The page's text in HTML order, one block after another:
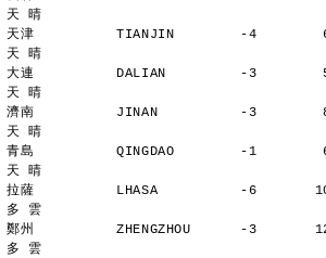
天 晴
天津          TIANJIN        -4
天 晴
大連          DALIAN         -3
天 晴
濟南          JINAN          -3
天 晴
青島          QINGDAO        -1
天 晴
拉薩          LHASA          -6       10
多 雲
鄭州          ZHENGZHOU      -3
多 雲